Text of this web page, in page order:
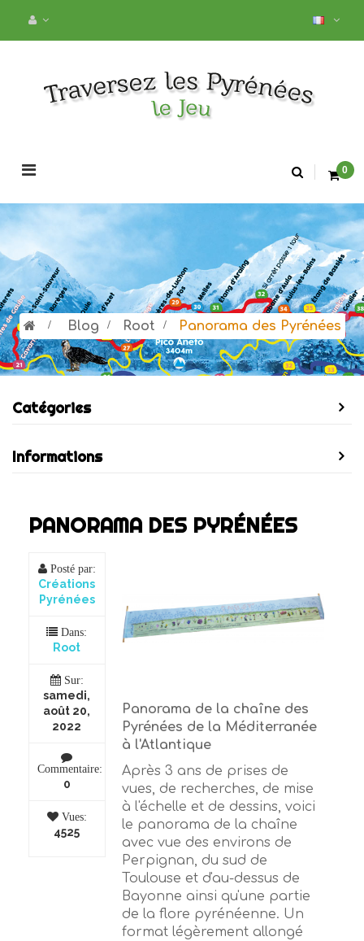
Basculer
navigation
0
> Blog > Root > Panorama des Pyrénées
Catégories
Informations
PANORAMA DES PYRÉNÉES
Posté par:
Créations
Pyrénées
Dans:
Root
Sur:
samedi,
août 20,
2022
Commentaire:
0
Vues:
4525
Panorama de la chaîne des
Pyrénées de la Méditerranée
à l'Atlantique
Après 3 ans de prises de
vues, de recherches, de mise
à l'échelle et de dessins, voici
le panorama de la chaîne
avec vue des environs de
Perpignan, du sud de
Toulouse et d'au-dessus de
Bayonne ainsi qu'une partie
de la flore pyrénéenne. Un
format légèrement allongé